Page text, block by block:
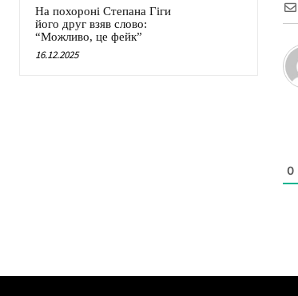
На похороні Степана Гіги
його друг взяв слово:
“Можливо, це фейк”
16.12.2025
0